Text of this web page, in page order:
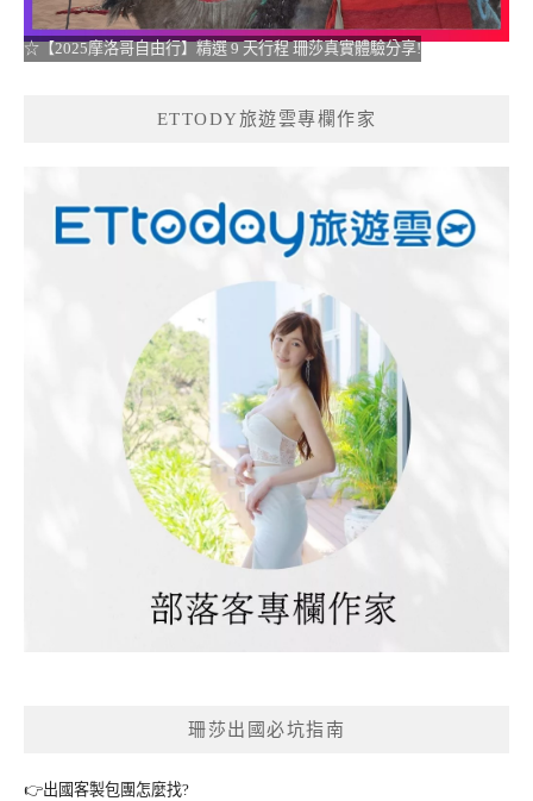
☆【2025摩洛哥自由行】精選 9 天行程 珊莎真實體驗分享!
ETTODY旅遊雲專欄作家
珊莎出國必坑指南
👉出國客製包團怎麼找?